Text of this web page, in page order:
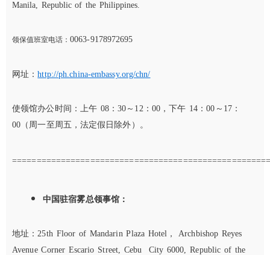
Manila, Republic of the Philippines.
领保值班室电话： 0063-9178972695
网址：http://ph.china-embassy.org/chn/
使领馆办公时间：上午 08：30～12：00，下午 14：00～17：
00（周一至周五，法定假日除外）。
中国驻宿雾总领事馆：
地址：25th Floor of Mandarin Plaza Hotel， Archbishop Reyes
Avenue Corner Escario Street, Cebu City 6000, Republic of the